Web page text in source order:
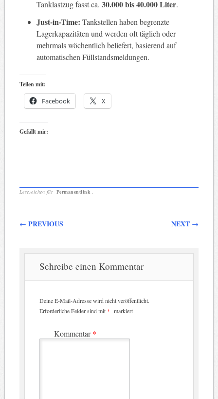
Tanklastzug fasst ca.30.000 bis 40.000 Liter.
Just-in-Time: Tankstellen haben begrenzte
Lagerkapazitäten und werden oft täglich oder
mehrmals wöchentlich beliefert, basierend auf
automatischen Füllstandsmeldungen.
Teilen mit:
Facebook X
Gefällt mir:
Lesezeichen für Permanentlink .
Beitragsnavigation
← PREVIOUS NEXT →
Schreibe einen Kommentar
Deine E-Mail-Adresse wird nicht veröffentlicht.
Erforderliche Felder sind mit * markiert
Kommentar*